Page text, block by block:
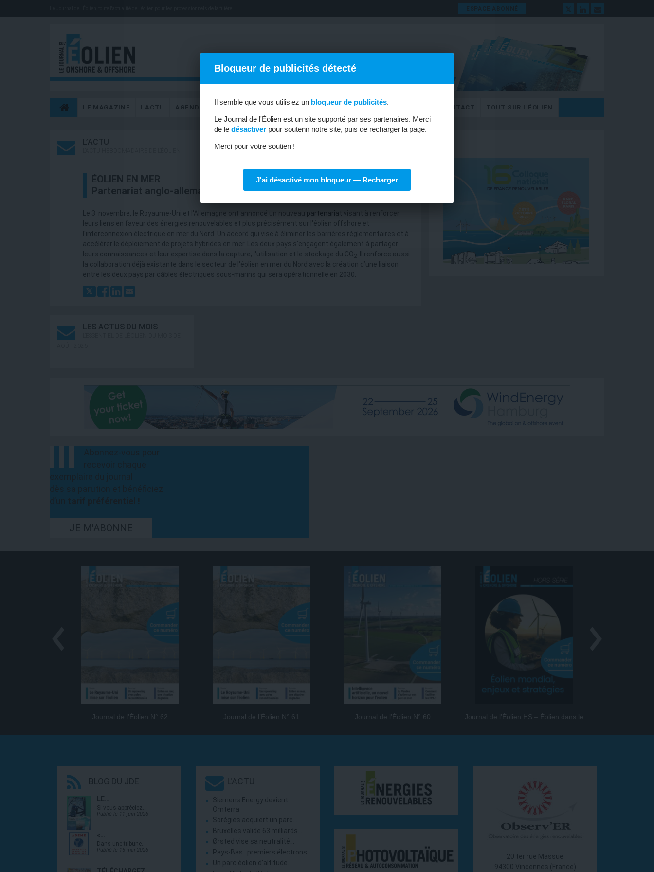
ESPACE ABONNÉ
LE MAGAZINE L’ACTU AGENDA OFFRES D’EMPLOI MÉTIERS & FORMATIONS CONTACT TOUT SUR L’ÉOLIEN
L’ACTU
ÉOLIEN EN MER
Partenariat anglo-allemand sur l’offshore
Le 3 novembre, le Royaume-Uni et l'Allemagne ont annoncé un nouveau partenariat visant à renforcer
leurs liens en faveur des énergies renouvelables et plus précisément sur l'éolien offshore et
l'interconnexion électrique en mer du Nord. Un accord qui vise à éliminer les barrières réglementaires et à
accélérer le déploiement de projets hybrides en mer. Les deux pays s'engagent également à partager
leurs connaissances et leur expertise dans la capture, l'utilisation et le stockage du CO
. Il renforce aussi
la collaboration déjà existante dans le secteur de l'éolien en mer du Nord avec la création d’une liaison
entre les deux pays par câbles électriques sous-marins qui sera opérationnelle en 2030.
LES ACTUS DU MOIS
JE M'ABONNE
Journal de l’Éolien N° 62 Journal de l’Éolien N° 61 Journal de l’Éolien N° 60
Journal de l’Éolien HS – Éolien dans le
BLOG DU JDE
LE…
Si vous appréciez…
Publié le 11 juin 2026
«…
Dans une tribune…
Publié le 15 mai 2026
L'ACTU
Siemens Energy devient
Omterra
Sorégies acquiert un parc…
Bruxelles valide 63 milliards…
Ørsted vise sa neutralité…
Pays-Bas : premiers électrons…
Un parc éolien d’altitude…
20 ter rue Massue
94300 Vincennes (France)
Bloqueur de publicités détecté
Il semble que vous utilisiez un bloqueur de publicités.
Le Journal de l'Éolien est un site supporté par ses partenaires. Merci
de le désactiver pour soutenir notre site, puis de recharger la page.
Merci pour votre soutien !
J'ai désactivé mon bloqueur — Recharger